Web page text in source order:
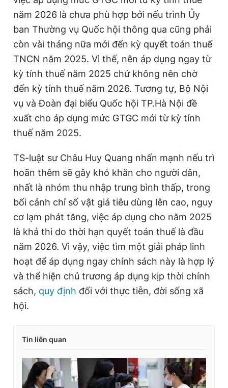
năm 2026 là chưa phù hợp bởi nếu trình Ủy
ban Thường vụ Quốc hội thông qua cũng phải
còn vài tháng nữa mới đến kỳ quyết toán thuế
TNCN năm 2025. Vì thế, nên áp dụng ngay từ
kỳ tính thuế năm 2025 chứ không nên chờ
đến kỳ tính thuế năm 2026. Tương tự, Bộ Nội
vụ và Đoàn đại biểu Quốc hội TP.Hà Nội đề
xuất cho áp dụng mức GTGC mới từ kỳ tính
thuế năm 2025.
TS-luật sư Châu Huy Quang nhấn mạnh nếu trì
hoãn thêm sẽ gây khó khăn cho người dân,
nhất là nhóm thu nhập trung bình thấp, trong
bối cảnh chỉ số vật giá tiêu dùng lên cao, nguy
cơ lạm phát tăng, việc áp dụng cho năm 2025
là khả thi do thời hạn quyết toán thuế là đầu
năm 2026. Vì vậy, việc tìm một giải pháp linh
hoạt để áp dụng ngay chính sách này là hợp lý
và thể hiện chủ trương áp dụng kịp thời chính
sách, quy định đối với thực tiễn, đời sống xã
hội.
Tin liên quan